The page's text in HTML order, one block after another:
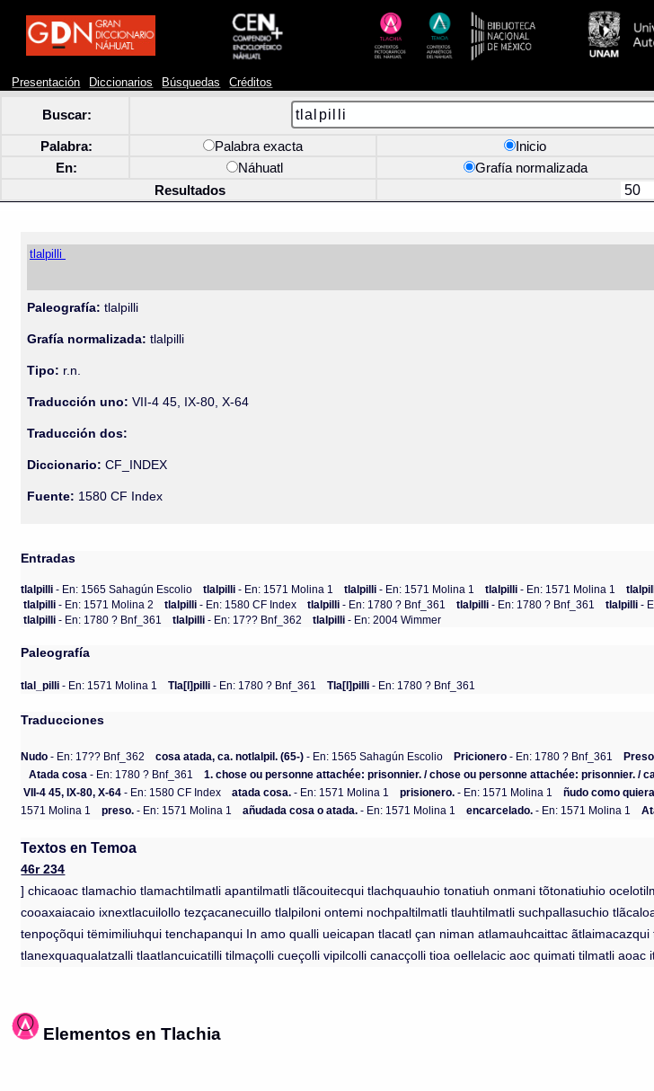
Presentación Diccionarios Búsquedas Créditos
Buscar:
Palabra: Palabra exacta Inicio
En:
Náhuatl Grafía normalizada
Resultados
tlalpilli
Paleografía: tlalpilli
Grafía normalizada: tlalpilli
Tipo: r.n.
Traducción uno: VII-4 45, IX-80, X-64
Traducción dos:
Diccionario:CF_INDEX
Fuente: 1580 CF Index
Entradas
tlalpilli- En: 1565 Sahagún Escolio tlalpilli- En: 1571 Molina 1 tlalpilli- En: 1571 Molina 1 tlalpilli- En: 1571 Molina 1
tlalpilli- En: 1571 Molina 2 tlalpilli- En: 1580 CF Index tlalpilli- En: 1780 ? Bnf_361 tlalpilli- En: 1780 ? Bnf_361 tlalpilli-
tlalpilli- En: 1780 ? Bnf_361 tlalpilli- En: 17?? Bnf_362 tlalpilli- En: 2004 Wimmer
Paleografía
tlal_pilli - En: 1571 Molina 1 Tla[l]pilli - En: 1780 ? Bnf_361 Tla[l]pilli - En: 1780 ? Bnf_361
Traducciones
Nudo - En: 17?? Bnf_362 cosa atada, ca. notlalpil. (65-) - En: 1565 Sahagún Escolio Pricionero - En: 1780 ? Bnf_361 Preso
Atada cosa - En: 1780 ? Bnf_361 1. chose ou personne attachée: prisonnier. / chose ou personne attachée: prisonnier.
VII-4 45, IX-80, X-64 - En: 1580 CF Index atada cosa. - En: 1571 Molina 1 prisionero. - En: 1571 Molina 1 ñudo como
1571 Molina 1
preso. - En: 1571 Molina 1 añudada cosa o atada. - En: 1571 Molina 1 encarcelado. - En: 1571 Molina 1
Textos en Temoa
46r 234
] chicaoac tlamachio tlamachtilmatli apantilmatli tlãcouitecqui tlachquauhio tonatiuh onmani tõtonatiuhio
cooaxaiacaio ixnextlacuilollo tezçacanecuillo tlalpiloni ontemi nochpaltilmatli tlauhtilmatli suchpallasuchio
tenpoçõqui tëmimiliuhqui tenchapanqui In amo qualli ueicapan tlacatl çan niman atlamauhcaittac
tlanexquaqualatzalli tlaatlancuicatilli tilmaçolli cueçolli vipilcolli canacçolli tioa oellelacic aoc quimati tilmatli aoac
Elementos en Tlachia